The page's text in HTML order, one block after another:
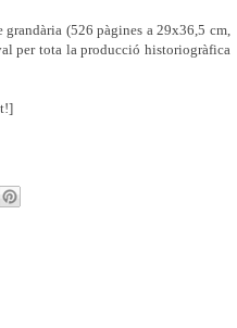
(526 pàgines a 29x36,5 cm,
per tota la producció historiogràfica